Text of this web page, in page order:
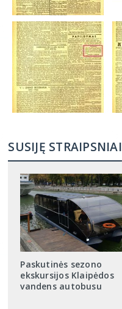
SUSIJĘ STRAIPSNIAI
Paskutinės sezono
ekskursijos Klaipėdos
vandens autobusu